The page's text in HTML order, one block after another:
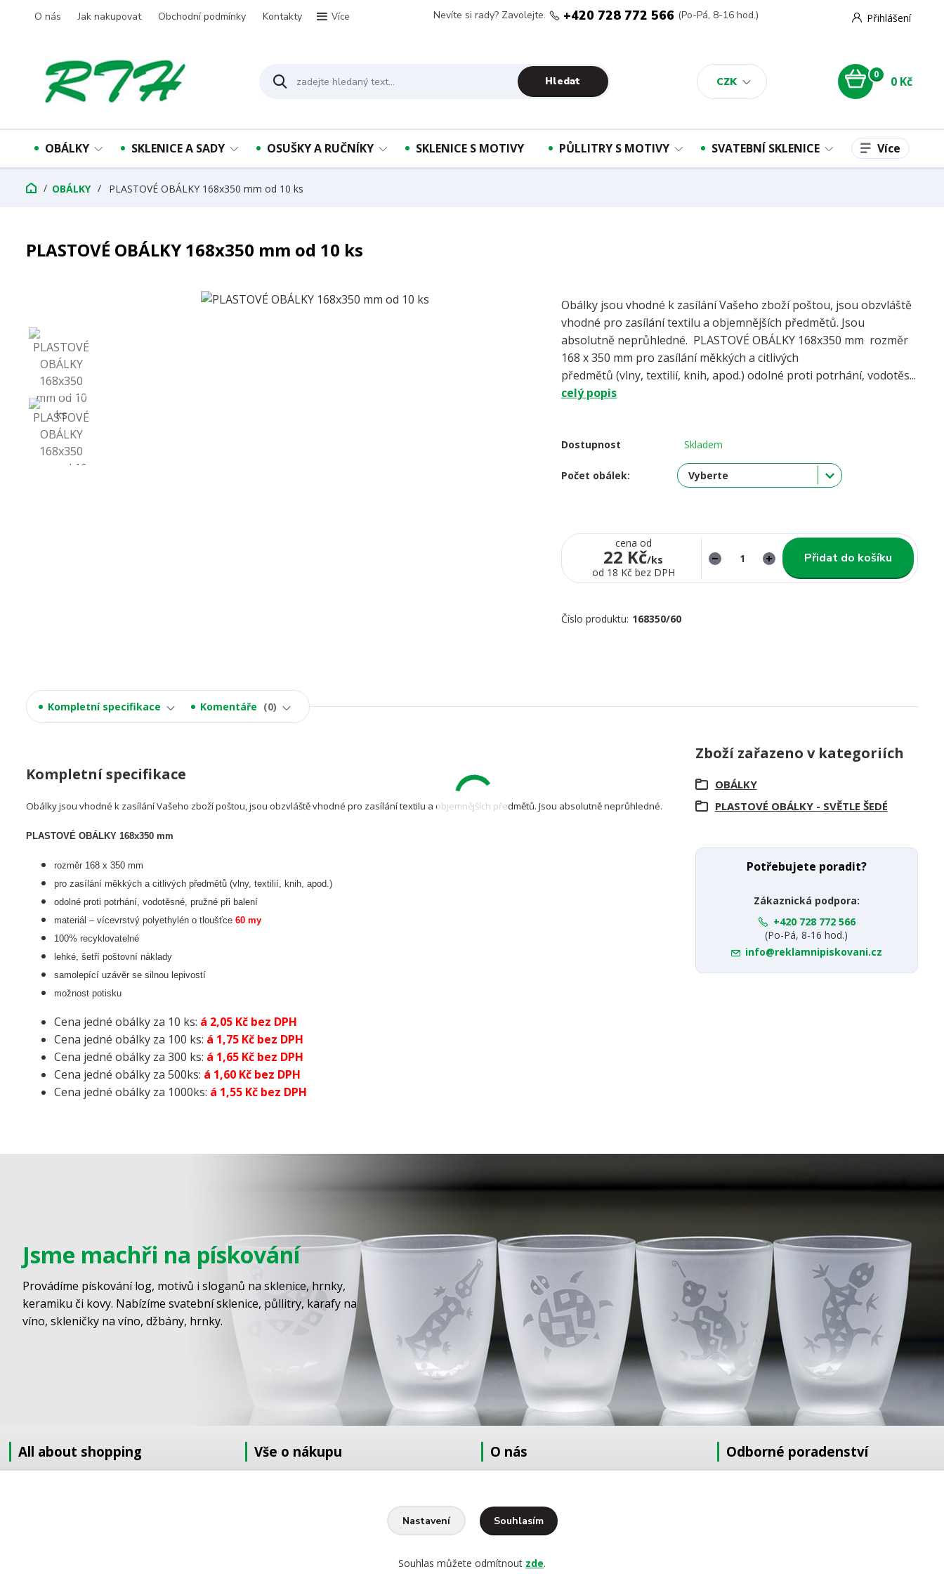
O nás Jak nakupovat Obchodní podmínky Kontakty Více
CZK
Přihlášení
Hledat
Nevíte si rady? Zavolejte. +420 728 772 566 (Po-Pá, 8-16 hod.)
0 0 Kč
OBÁLKY SKLENICE A SADY OSUŠKY A RUČNÍKY SKLENICE S MOTIVY PŮLLITRY S MOTIVY SVATEBNÍ SKLENICE Více
OBÁLKY PLASTOVÉ OBÁLKY 168x350 mm od 10 ks
PLASTOVÉ OBÁLKY 168x350 mm od 10 ks
Obálky jsou vhodné k zasílání Vašeho zboží poštou, jsou obzvláště
vhodné pro zasílání textilu a objemnějších předmětů. Jsou
absolutně neprůhledné. PLASTOVÉ OBÁLKY 168x350 mm rozměr
168 x 350 mm pro zasílání měkkých a citlivých
předmětů (vlny, textilií, knih, apod.) odolné proti potrhání, vodotěs...
celý popis
Dostupnost Skladem
Počet obálek:
cena od
22 Kč/ks
od 18 Kč bez DPH
Přidat do košíku
Číslo produktu: 168350/60
Kompletní specifikace Komentáře 0
Kompletní specifikace
Obálky jsou vhodné k zasílání Vašeho zboží poštou, jsou obzvláště vhodné pro zasílání textilu a objemnějších předmětů. Jsou absolutně neprůhledné.
PLASTOVÉ OBÁLKY 168x350 mm
rozměr 168 x 350 mm
pro zasílání měkkých a citlivých předmětů (vlny, textilií, knih, apod.)
odolné proti potrhání, vodotěsné, pružné při balení
materiál – vícevrstvý polyethylén o tloušťce 60 my
100% recyklovatelné
lehké, šetří poštovní náklady
samolepící uzávěr se silnou lepivostí
možnost potisku
Cena jedné obálky za 10 ks: á 2,05 Kč bez DPH
Cena jedné obálky za 100 ks: á 1,75 Kč bez DPH
Cena jedné obálky za 300 ks: á 1,65 Kč bez DPH
Cena jedné obálky za 500ks: á 1,60 Kč bez DPH
Cena jedné obálky za 1000ks: á 1,55 Kč bez DPH
Zboží zařazeno v kategoriích
OBÁLKY
PLASTOVÉ OBÁLKY - SVĚTLE ŠEDÉ
Potřebujete poradit?
Zákaznická podpora:
+420 728 772 566
(Po-Pá, 8-16 hod.)
info@reklamnipiskovani.cz
Jsme machři na pískování
Provádíme pískování log, motivů i sloganů na sklenice, hrnky,
keramiku či kovy. Nabízíme svatební sklenice, půllitry, karafy na
víno, skleničky na víno, džbány, hrnky.
All about shopping Vše o nákupu O nás
Kontakty
Ochrana osobních údajů
Odborné poradenství
Nastavení Souhlasím
Souhlas můžete odmítnout zde.